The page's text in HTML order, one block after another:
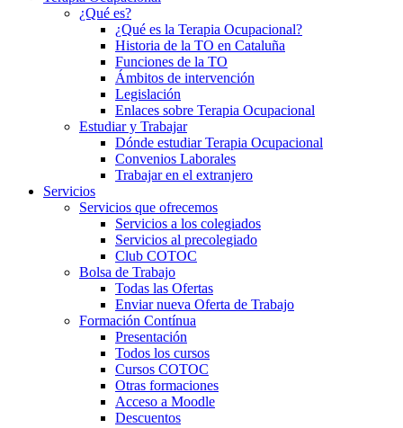
¿Qué es?
¿Qué es la Terapia Ocupacional?
Historia de la TO en Cataluña
Funciones de la TO
Ámbitos de intervención
Legislación
Enlaces sobre Terapia Ocupacional
Estudiar y Trabajar
Dónde estudiar Terapia Ocupacional
Convenios Laborales
Trabajar en el extranjero
Servicios
Servicios que ofrecemos
Servicios a los colegiados
Servicios al precolegiado
Club COTOC
Bolsa de Trabajo
Todas las Ofertas
Enviar nueva Oferta de Trabajo
Formación Contínua
Presentación
Todos los cursos
Cursos COTOC
Otras formaciones
Acceso a Moodle
Descuentos